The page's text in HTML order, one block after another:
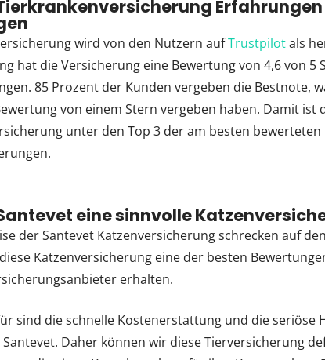
wird von den Nutzern aufTrustpilotals
hat die Versicherung eine Bewertung von 4,6 von 5
85 Prozent der Kunden vergeben die Bestnote,
von einem Stern vergeben haben. Damit ist
unter den Top 3 der am besten bewerteten
eine sinnvolle
der Santevet Katzenversicherung schrecken auf
Katzenversicherung eine der besten
erhalten.
sind die schnelle Kostenerstattung und die seriöse
Daher können wir diese Tierversicherung